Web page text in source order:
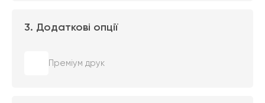
3. Додаткові опції
Преміум друк